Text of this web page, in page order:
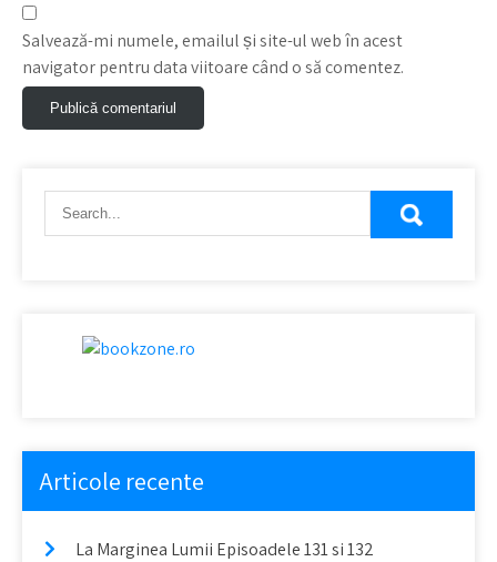
Salvează-mi numele, emailul și site-ul web în acest
navigator pentru data viitoare când o să comentez.
Articole recente
La Marginea Lumii Episoadele 131 si 132